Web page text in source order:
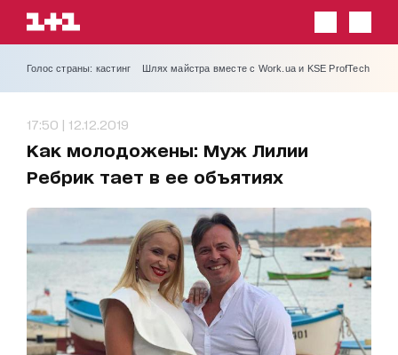
Голос страны: кастинг Шлях майстра вместе с Work.ua и KSE ProfTech
17:50 | 12.12.2019
Как молодожены: Муж Лилии
Ребрик тает в ее объятиях